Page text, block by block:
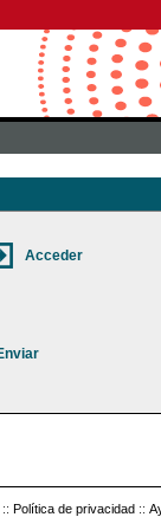
:: Política de privacidad ::